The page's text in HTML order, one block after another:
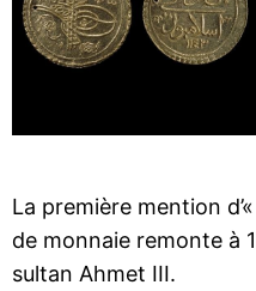
La première mention
de monnaie remonte à
sultan Ahmet III.